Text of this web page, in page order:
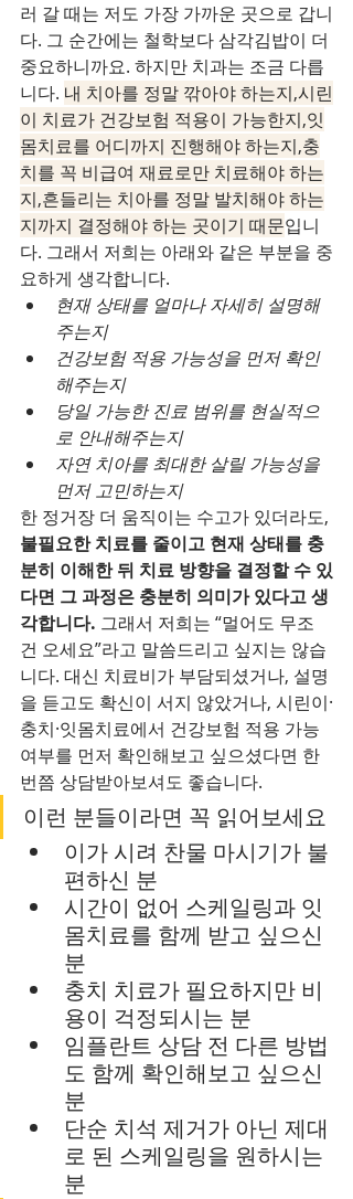
러 갈 때는 저도 가장 가까운 곳으로 갑니
다. 그 순간에는 철학보다 삼각김밥이 더
중요하니까요. 하지만 치과는 조금 다릅
니다. 내 치아를 정말 깎아야 하는지,시린
이 치료가 건강보험 적용이 가능한지,잇
몸치료를 어디까지 진행해야 하는지,충
치를 꼭 비급여 재료로만 치료해야 하는
지,흔들리는 치아를 정말 발치해야 하는
지까지 결정해야 하는 곳이기 때문입니
다. 그래서 저희는 아래와 같은 부분을 중
요하게 생각합니다.
현재 상태를 얼마나 자세히 설명해
주는지
건강보험 적용 가능성을 먼저 확인
해주는지
당일 가능한 진료 범위를 현실적으
로 안내해주는지
자연 치아를 최대한 살릴 가능성을
먼저 고민하는지
한 정거장 더 움직이는 수고가 있더라도,
불필요한 치료를 줄이고 현재 상태를 충
분히 이해한 뒤 치료 방향을 결정할 수 있
다면 그 과정은 충분히 의미가 있다고 생
각합니다. 그래서 저희는 “멀어도 무조
건 오세요”라고 말씀드리고 싶지는 않습
니다. 대신 치료비가 부담되셨거나, 설명
을 듣고도 확신이 서지 않았거나, 시린이·
충치·잇몸치료에서 건강보험 적용 가능
여부를 먼저 확인해보고 싶으셨다면 한
번쯤 상담받아보셔도 좋습니다.
이런 분들이라면 꼭 읽어보세요
이가 시려 찬물 마시기가 불
편하신 분
시간이 없어 스케일링과 잇
몸치료를 함께 받고 싶으신
분
충치 치료가 필요하지만 비
용이 걱정되시는 분
임플란트 상담 전 다른 방법
도 함께 확인해보고 싶으신
분
단순 치석 제거가 아닌 제대
로 된 스케일링을 원하시는
분